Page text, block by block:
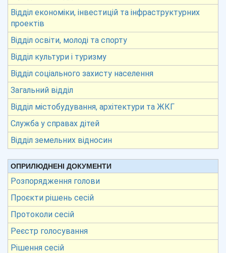
Відділ економіки, інвестицій та інфраструктурних
проектів
Відділ освіти, молоді та спорту
Відділ культури і туризму
Відділ соціального захисту населення
Загальний відділ
Відділ містобудування, архітектури та ЖКГ
Служба у справах дітей
Відділ земельних відносин
ОПРИЛЮДНЕНІ ДОКУМЕНТИ
Розпорядження голови
Проєкти рішень сесій
Протоколи сесій
Реєстр голосування
Рішення сесій